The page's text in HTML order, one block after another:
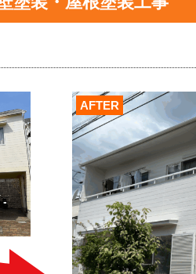
AFTER